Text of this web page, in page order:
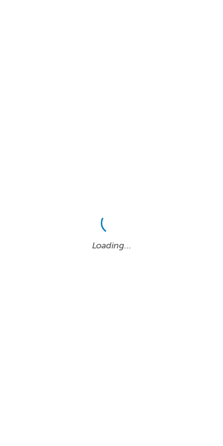
Loading…